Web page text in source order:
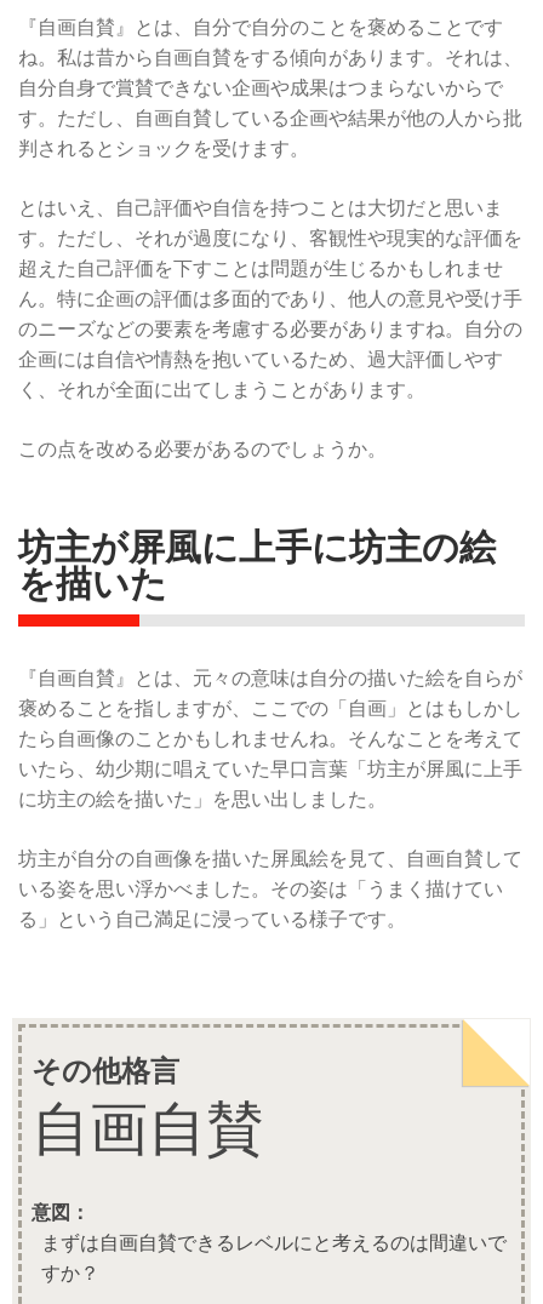
『自画自賛』とは、自分で自分のことを褒めることです
ね。私は昔から自画自賛をする傾向があります。それは、
自分自身で賞賛できない企画や成果はつまらないからで
す。ただし、自画自賛している企画や結果が他の人から批
判されるとショックを受けます。
とはいえ、自己評価や自信を持つことは大切だと思いま
す。ただし、それが過度になり、客観性や現実的な評価を
超えた自己評価を下すことは問題が生じるかもしれませ
ん。特に企画の評価は多面的であり、他人の意見や受け手
のニーズなどの要素を考慮する必要がありますね。自分の
企画には自信や情熱を抱いているため、過大評価しやす
く、それが全面に出てしまうことがあります。
この点を改める必要があるのでしょうか。
坊主が屏風に上手に坊主の絵
を描いた
『自画自賛』とは、元々の意味は自分の描いた絵を自らが
褒めることを指しますが、ここでの「自画」とはもしかし
たら自画像のことかもしれませんね。そんなことを考えて
いたら、幼少期に唱えていた早口言葉「坊主が屏風に上手
に坊主の絵を描いた」を思い出しました。
坊主が自分の自画像を描いた屏風絵を見て、自画自賛して
いる姿を思い浮かべました。その姿は「うまく描けてい
る」という自己満足に浸っている様子です。
その他格言
自画自賛
意図：
まずは自画自賛できるレベルにと考えるのは間違いで
すか？